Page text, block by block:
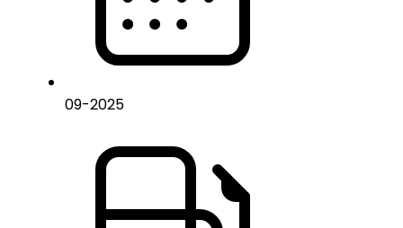
09-2025